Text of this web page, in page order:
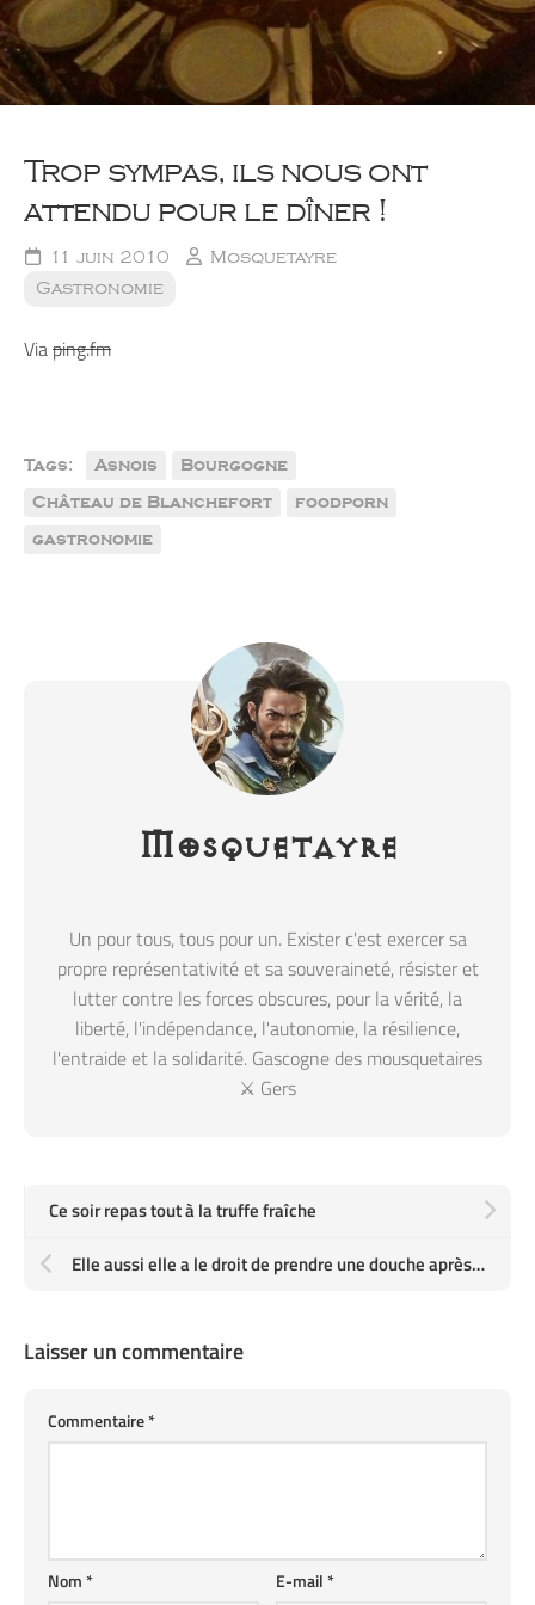
Trop sympas, ils nous ont
attendu pour le dîner !
11 juin 2010
Mosquetayre
Gastronomie
Viaping.fm
Tags: Asnois
Bourgogne
Château de Blanchefort
foodporn
gastronomie
Mosquetayre
Un pour tous, tous pour un. Exister c'est exercer sa
propre représentativité et sa souveraineté, résister et
lutter contre les forces obscures, pour la vérité, la
liberté, l'indépendance, l'autonomie, la résilience,
l'entraide et la solidarité. Gascogne des mousquetaires
⚔️ Gers
Ce soir repas tout à la truffe fraîche
Elle aussi elle a le droit de prendre une douche après Pentecotavic
Laisser un commentaire
Commentaire*
E-mail*
Nom*